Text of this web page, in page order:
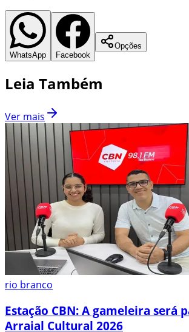
WhatsApp Facebook
Opções
Leia Também
Ver mais
rio branco
Estação CBN: A gameleira será
Arraial Cultural 2026